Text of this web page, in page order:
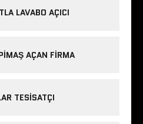
LAVABO AÇICI
AÇAN FIRMA
TESISATÇI